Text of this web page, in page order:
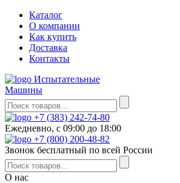
Каталог
О компании
Как купить
Доставка
Контакты
Испытательные
Машины
+7 (383) 242-74-80
Ежедневно, с 09:00 до 18:00
+7 (800) 200-48-82
Звонок бесплатный по всей России
О нас